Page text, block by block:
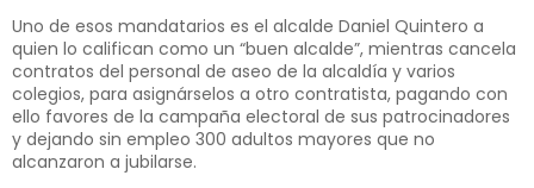
Uno de esos mandatarios es el alcalde Daniel Quintero a
quien lo califican como un “buen alcalde”, mientras cancela
contratos del personal de aseo de la alcaldía y varios
colegios, para asignárselos a otro contratista, pagando con
ello favores de la campaña electoral de sus patrocinadores
y dejando sin empleo 300 adultos mayores que no
alcanzaron a jubilarse.